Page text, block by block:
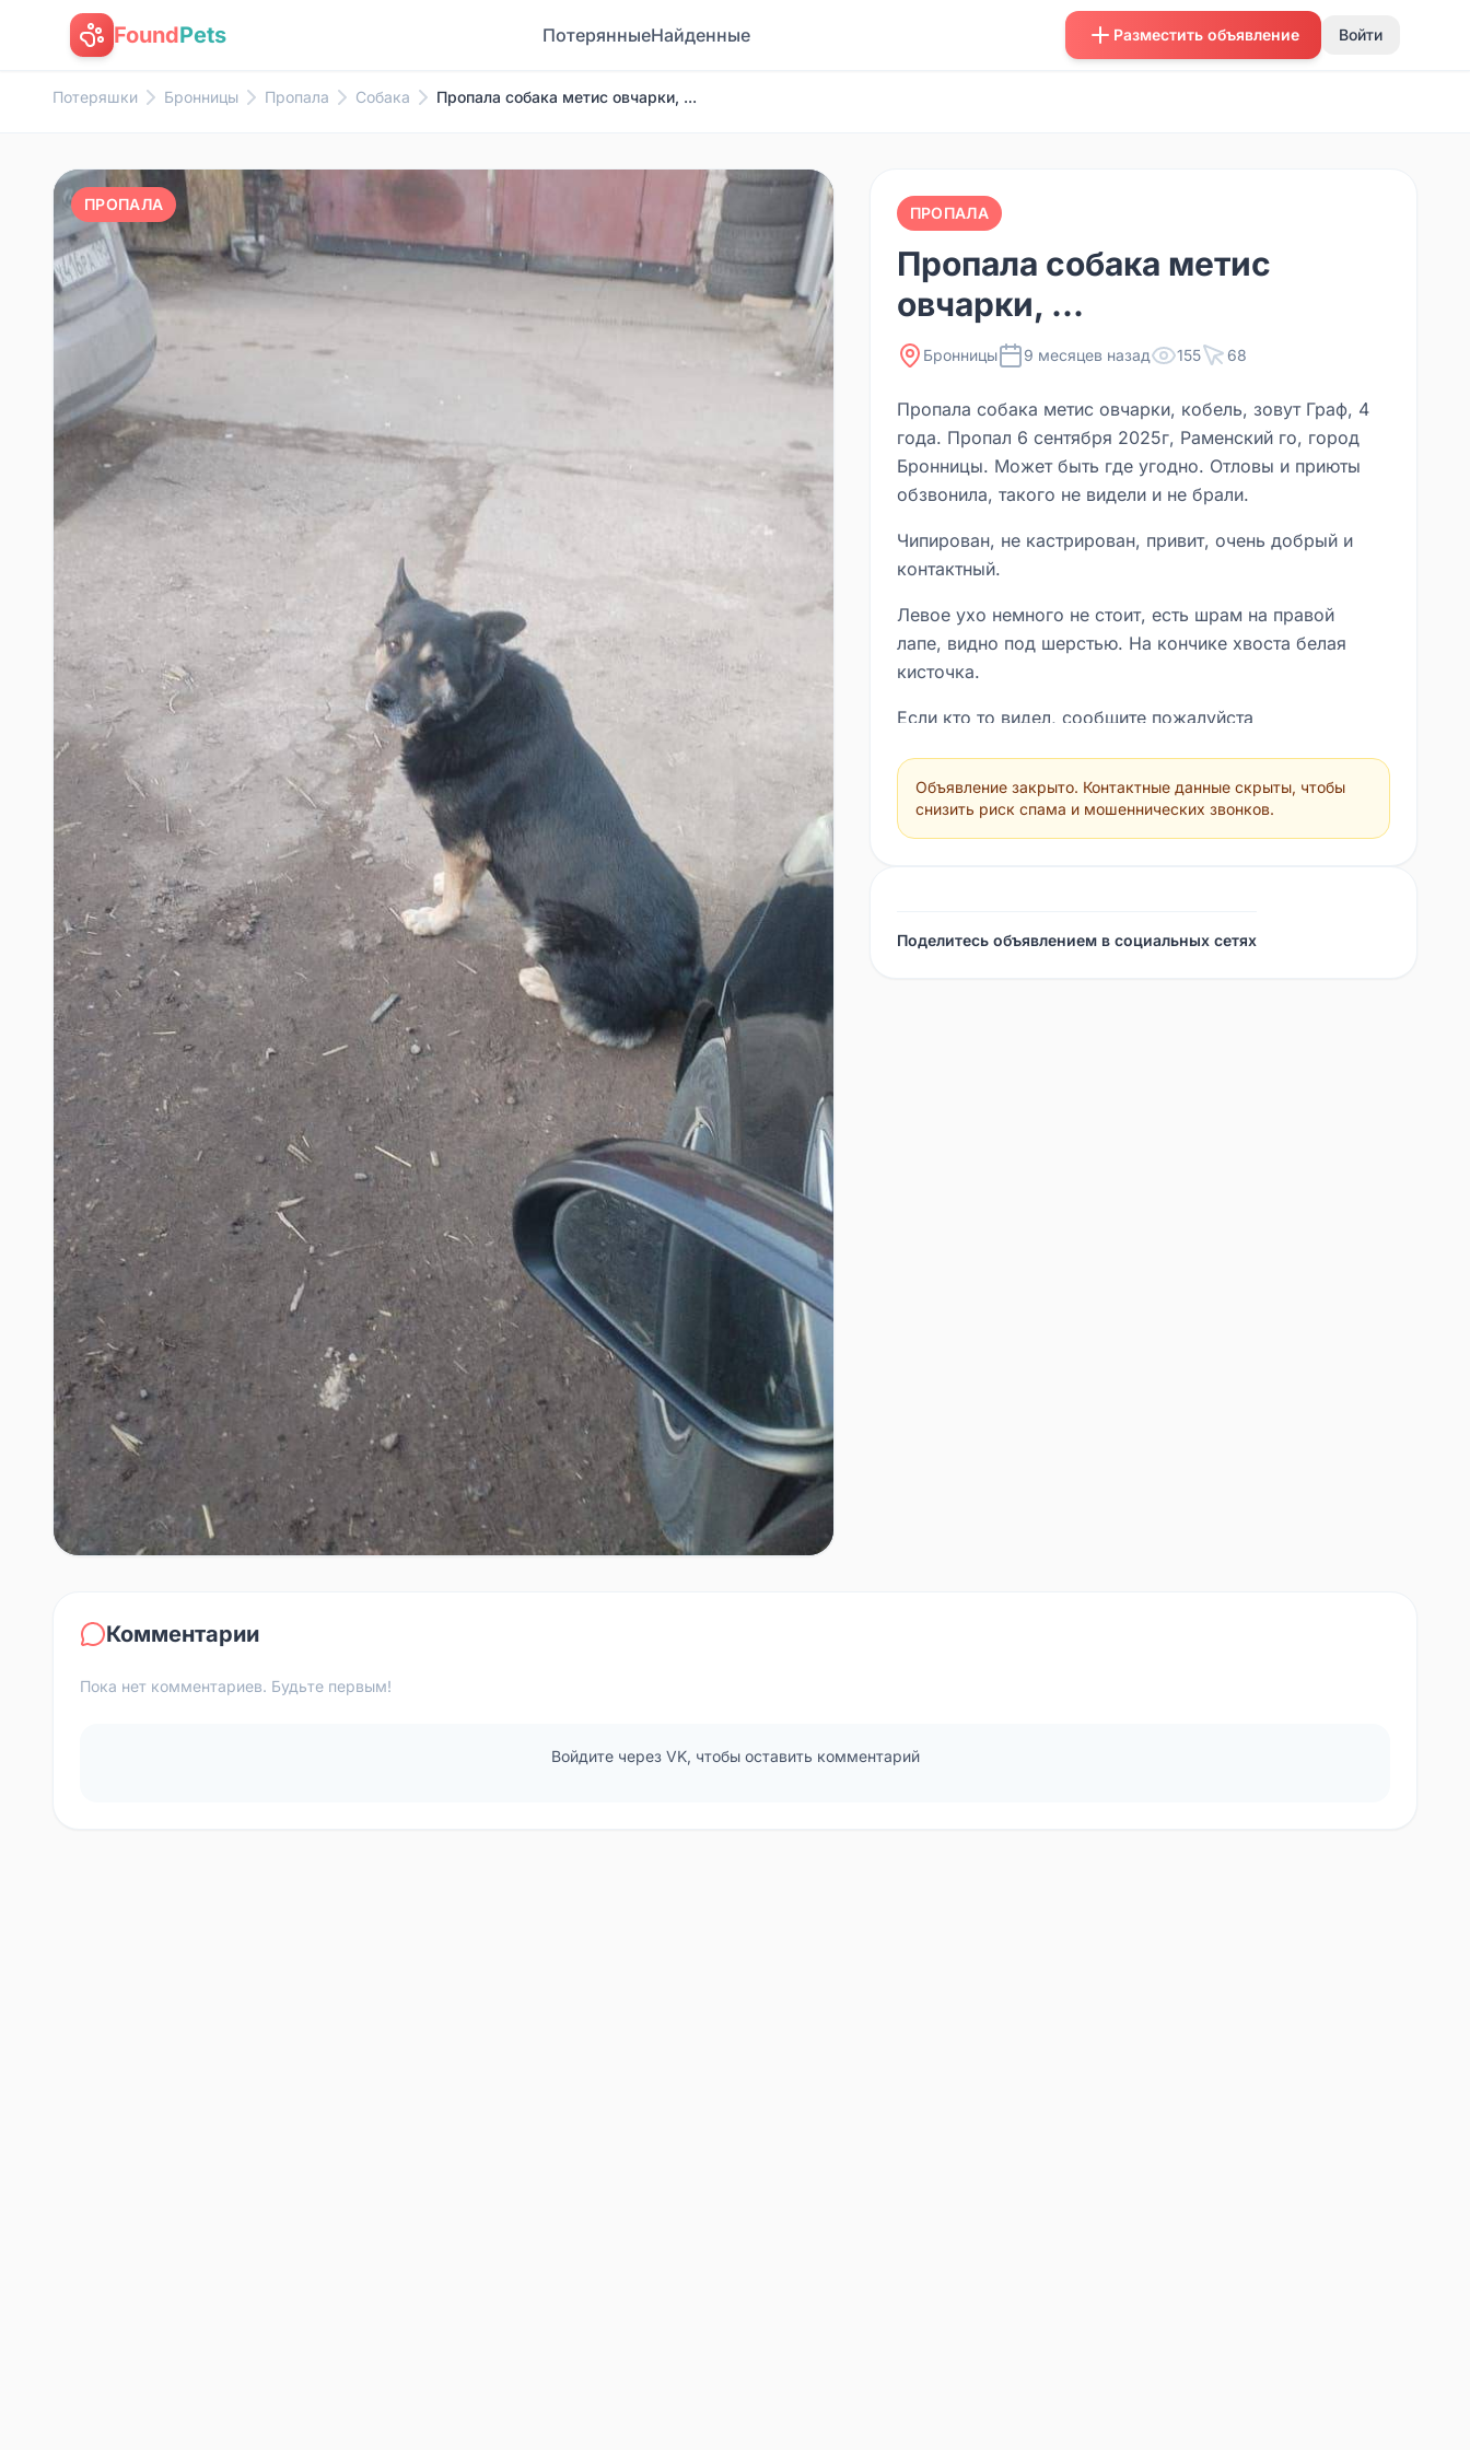
FoundPets ПотерянныеНайденные Разместить объявление Войти
Потеряшки Бронницы Пропала Собака Пропала собака метис овчарки, ...
ПРОПАЛА ПРОПАЛА
Пропала собака метис
овчарки, ...
Бронницы 9 месяцев назад 155 68
Пропала собака метис овчарки, кобель, зовут Граф, 4
года. Пропал 6 сентября 2025г, Раменский го, город
Бронницы. Может быть где угодно. Отловы и приюты
обзвонила, такого не видели и не брали.
Чипирован, не кастрирован, привит, очень добрый и
контактный.
Левое ухо немного не стоит, есть шрам на правой
лапе, видно под шерстью. На кончике хвоста белая
кисточка.
Если кто то видел, сообщите пожалуйста
Наталья ***
Объявление закрыто. Контактные данные скрыты, чтобы
снизить риск спама и мошеннических звонков.
Поделитесь объявлением в социальных сетях
Комментарии
Пока нет комментариев. Будьте первым!
Войдите через VK, чтобы оставить комментарий